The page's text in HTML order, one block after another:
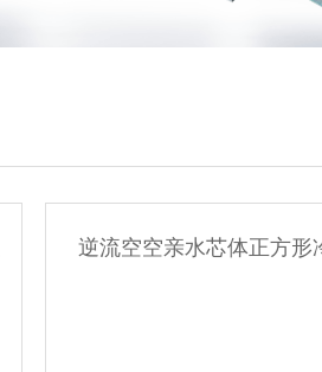
逆流空空亲水芯体正方形